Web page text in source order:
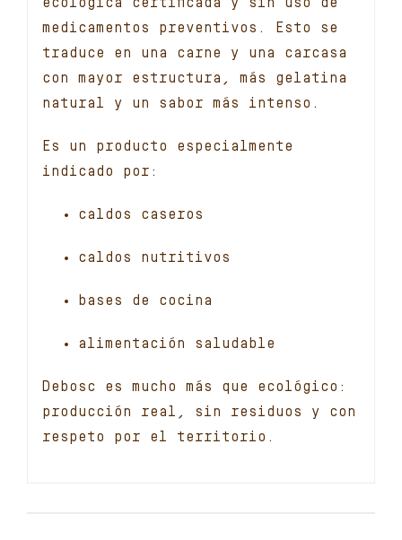
ecológica certificada y sin uso de
medicamentos preventivos. Esto se
traduce en una carne y una carcasa
con mayor estructura, más gelatina
natural y un sabor más intenso.
Es un producto especialmente
indicado por:
caldos caseros
caldos nutritivos
bases de cocina
alimentación saludable
Debosc es mucho más que ecológico:
producción real, sin residuos y con
respeto por el territorio.